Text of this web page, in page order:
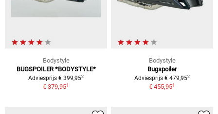
Bodystyle
BUGSPOILER *BODYSTYLE*
Adviesprijs € 399,952
€ 379,951
Bodystyle
Bugspoiler
Adviesprijs € 479,952
€ 455,951